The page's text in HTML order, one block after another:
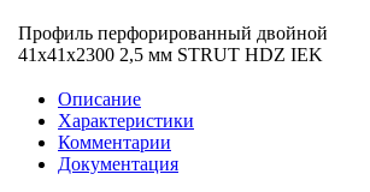
Профиль перфорированный двойной
41х41х2300 2,5 мм STRUT HDZ IEK
Описание
Характеристики
Комментарии
Документация